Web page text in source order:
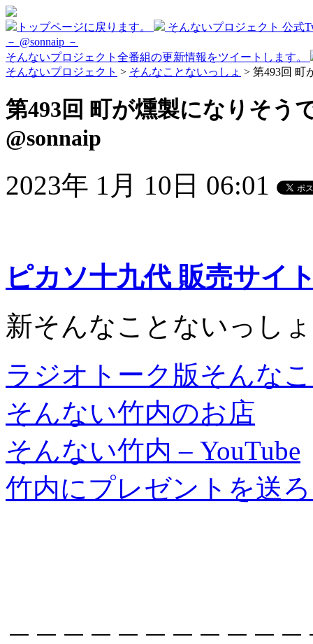
トップページに戻ります。
そんないプロジェクト 公式
－ @sonnaip －
そんないプロジェクト全番組の更新情報をツイートします。
そんないプロジェクト > そんなことないっしょ > 第493回 町
第493回 町が燻製になりそう
@sonnaip
2023年 1月 10日 06:01
ピカソ十九代 販売サイ
新そんなことないっし
ラジオトーク版そんな
そんない竹内のお店
そんない竹内 – YouTube
竹内にプレゼントを送